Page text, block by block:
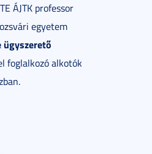
ÁJTK professor
egyetem
ügyszerető
foglalkozó alkotók